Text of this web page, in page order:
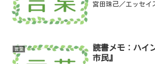
宮田珠己／エッセイ
言葉
読書メモ：ハイ
市民』